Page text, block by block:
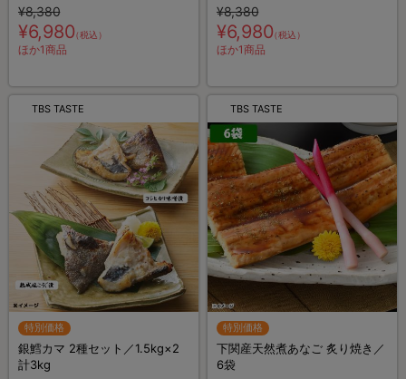
¥8,380
¥6,980（税込）
ほか1商品
¥8,380
¥6,980（税込）
ほか1商品
TBS TASTE
特別価格
銀鱈カマ 2種セット／1.5kg×2
計3kg
TBS TASTE
特別価格
下関産天然煮あなご 炙り焼き／
6袋